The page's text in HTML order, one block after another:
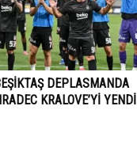
DEPLASMANDA
KRALOVE’Yİ YENDİ